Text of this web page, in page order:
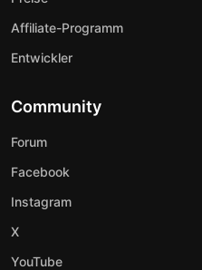
Affiliate-Programm
Entwickler
Community
Forum
Facebook
Instagram
X
YouTube